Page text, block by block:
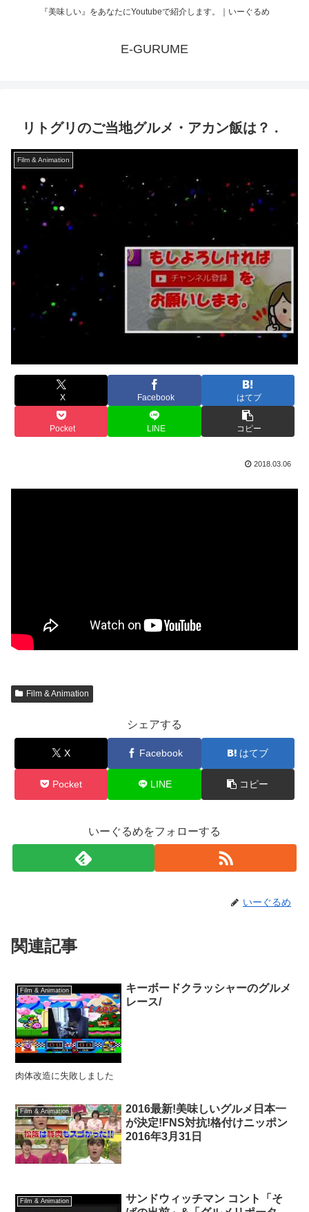
『美味しい』をあなたにYoutubeで紹介します。｜いーぐるめ
E-GURUME
リトグリのご当地グルメ・アカン飯は？ .
Film & Animation
X Facebook はてブ
Pocket LINE コピー
2018.03.06
Film & Animation
シェアする
X Facebook はてブ
Pocket LINE コピー
いーぐるめをフォローする
いーぐるめ
関連記事
Film & Animation
キーボードクラッシャーのグルメ
レース/
肉体改造に失敗しました
Film & Animation
2016最新!美味しいグルメ日本一
が決定!FNS対抗!格付けニッポン
2016年3月31日
Film & Animation
サンドウィッチマン コント「そ